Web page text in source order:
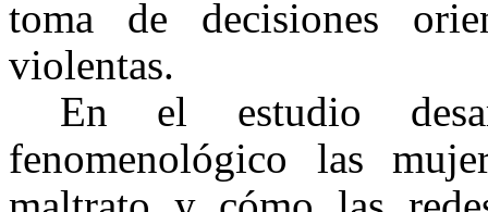
toma de decisiones
violentas.
En el estudio
fenomenológico las